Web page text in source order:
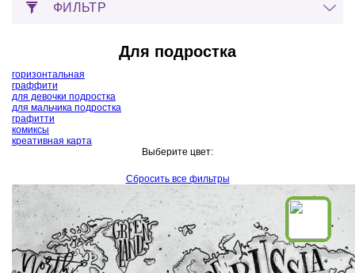
ФИЛЬТР
Для подростка
горизонтальная
граффити
для девочки подростка
для мальчика подростка
графитти
комиксы
креативная карта
Выберите цвет:
Сбросить все фильтры